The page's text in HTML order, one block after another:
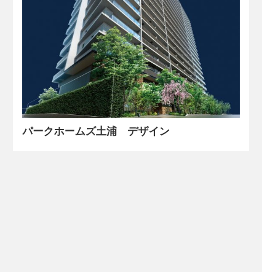
パークホームズ土浦 デザイン